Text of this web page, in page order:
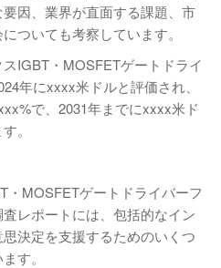
因、業界が直面する課題、市
ついても考察しています。
IGBT・MOSFETゲートドライ
年にxxxx米ドルと評価され、
で、2031年までにxxxx米ド
。
・MOSFETゲートドライバーフ
レポートには、包括的なイン
決定を支援するためのいくつ
す。